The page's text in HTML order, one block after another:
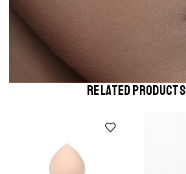
RELATED PRODUCTS